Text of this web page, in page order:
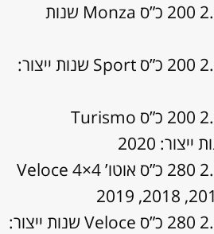
אלפא רומיאו ג’וליה 2.0 200 כ”ס Monza שנות
אלפא רומיאו ג’וליה 2.0 200 כ”ס Sport שנות ייצור:
אלפא רומיאו ג’וליה 2.0 200 כ”ס Turismo
אלפא רומיאו ג’וליה 2.0 280 כ”ס אוטו’ Veloce 4×4
אלפא רומיאו ג’וליה 2.0 280 כ”ס Veloce שנות ייצור: